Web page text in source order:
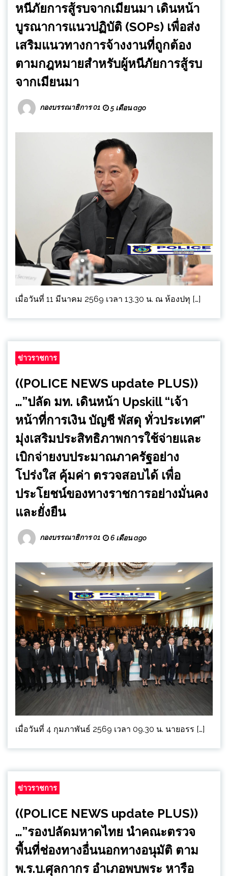
หนีภัยการสู้รบจากเมียนมา เดินหน้า
บูรณาการแนวปฏิบัติ (SOPs) เพื่อส่ง
เสริมแนวทางการจ้างงานที่ถูกต้อง
ตามกฎหมายสำหรับผู้หนีภัยการสู้รบ
จากเมียนมา
กองบรรณาธิการ 01 5 เดือน ago
เมื่อวันที่ 11 มีนาคม 2569 เวลา 13.30 น. ณ ห้องปทุ […]
ข่าวราชการ
((POLICE NEWS update PLUS))
…”ปลัด มท. เดินหน้า Upskill “เจ้า
หน้าที่การเงิน บัญชี พัสดุ ทั่วประเทศ”
มุ่งเสริมประสิทธิภาพการใช้จ่ายและ
เบิกจ่ายงบประมาณภาครัฐอย่าง
โปร่งใส คุ้มค่า ตรวจสอบได้ เพื่อ
ประโยชน์ของทางราชการอย่างมั่นคง
และยั่งยืน
กองบรรณาธิการ 01 6 เดือน ago
เมื่อวันที่ 4 กุมภาพันธ์ 2569 เวลา 09.30 น. นายอรร […]
ข่าวราชการ
((POLICE NEWS update PLUS))
…”รองปลัดมหาดไทย นำคณะตรวจ
พื้นที่ช่องทางอื่นนอกทางอนุมัติ ตาม
พ.ร.บ.ศุลกากร อำเภอพบพระ หารือ